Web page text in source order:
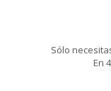
Sólo
En